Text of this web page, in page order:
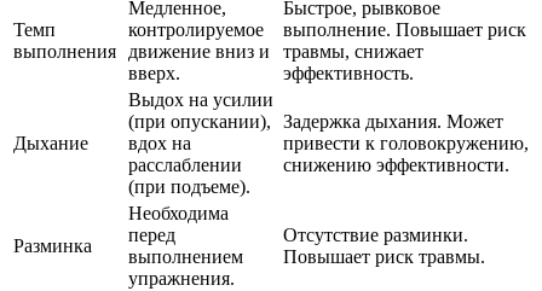
Темп
выполнения
Медленное,
контролируемое
движение вниз и
вверх.
Быстрое, рывковое
выполнение. Повышает риск
травмы, снижает
эффективность.
Дыхание
Выдох на усилии
(при опускании),
вдох на
расслаблении
(при подъеме).
Задержка дыхания. Может
привести к головокружению,
снижению эффективности.
Разминка
Необходима
перед
выполнением
упражнения.
Отсутствие разминки.
Повышает риск травмы.